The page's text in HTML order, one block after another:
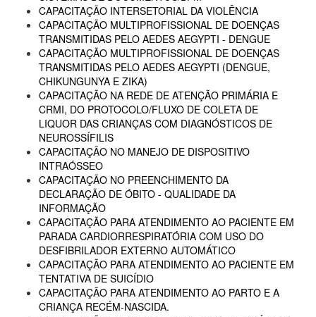
CAPACITAÇÃO INTERSETORIAL DA VIOLÊNCIA
CAPACITAÇÃO MULTIPROFISSIONAL DE DOENÇAS
TRANSMITIDAS PELO AEDES AEGYPTI - DENGUE
CAPACITAÇÃO MULTIPROFISSIONAL DE DOENÇAS
TRANSMITIDAS PELO AEDES AEGYPTI (DENGUE,
CHIKUNGUNYA E ZIKA)
CAPACITAÇÃO NA REDE DE ATENÇÃO PRIMÁRIA E
CRMI, DO PROTOCOLO/FLUXO DE COLETA DE
LIQUOR DAS CRIANÇAS COM DIAGNÓSTICOS DE
NEUROSSÍFILIS
CAPACITAÇÃO NO MANEJO DE DISPOSITIVO
INTRAÓSSEO
CAPACITAÇÃO NO PREENCHIMENTO DA
DECLARAÇÃO DE ÓBITO - QUALIDADE DA
INFORMAÇÃO
CAPACITAÇÃO PARA ATENDIMENTO AO PACIENTE EM
PARADA CARDIORRESPIRATÓRIA COM USO DO
DESFIBRILADOR EXTERNO AUTOMÁTICO
CAPACITAÇÃO PARA ATENDIMENTO AO PACIENTE EM
TENTATIVA DE SUICÍDIO
CAPACITAÇÃO PARA ATENDIMENTO AO PARTO E A
CRIANÇA RECÉM-NASCIDA.